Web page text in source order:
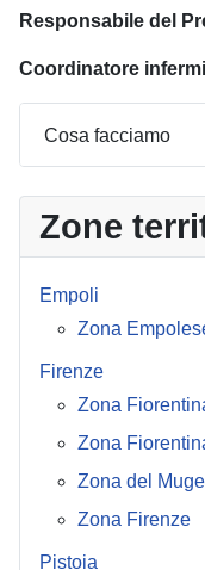
Zone
Empoli
Zona
Firenze
Zona
Zona
Zona del
Zona Firenze
Pistoia
Responsabile del
Coordinatore
Cosa facciamo